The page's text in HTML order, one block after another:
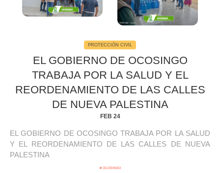
PROTECCIÓN CIVIL
EL GOBIERNO DE OCOSINGO
TRABAJA POR LA SALUD Y EL
REORDENAMIENTO DE LAS CALLES
DE NUEVA PALESTINA
FEB 24
EL GOBIERNO DE OCOSINGO TRABAJA POR LA SALUD
Y EL REORDENAMIENTO DE LAS CALLES DE NUEVA
PALESTINA
# OCOSINGO